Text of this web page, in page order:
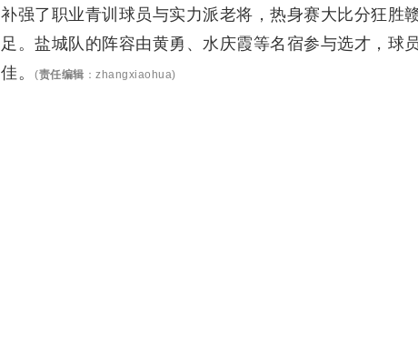
补强了职业青训球员与实力派老将，热身赛大比分狂胜
足。盐城队的阵容由黄勇、水庆霞等名宿参与选才，球
佳。
(责任编辑 ：zhangxiaohua)